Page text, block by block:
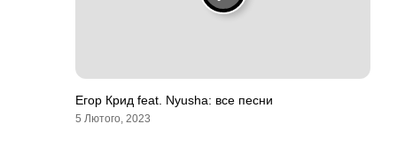
Егор Крид feat. Nyusha: все песни
5 Лютого, 2023